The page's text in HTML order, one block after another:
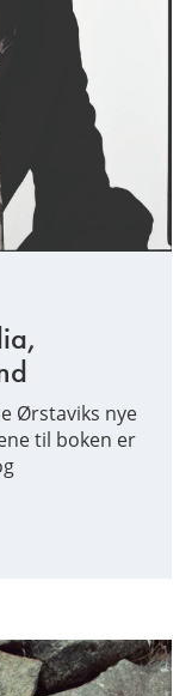
Ørstaviks nye
til boken er